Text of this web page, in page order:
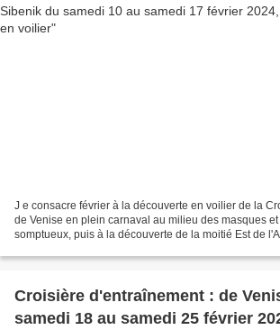
J e consacre février à la découverte en voilier de la
de Venise en plein carnaval au milieu des masques
somptueux, puis à la découverte de la moitié Est de
Croisière d'entraînement : de
samedi 18 au samedi 25 février